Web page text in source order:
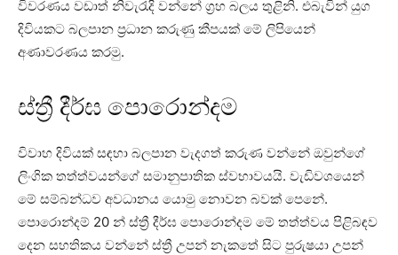
විවරණය වඩාත් නිවැරැදි වන්නේ ග්‍රහ බලය තුළිනි. එබැවින් යුග
දිවියකට බලපාන ප්‍රධාන කරුණු කීපයක්‌ මේ ලිපියෙන්
අණාවරණය කරමු.
ස්‌ත්‍රී දීර්ඝ පොරොන්දම
විවාහ දිවියක්‌ සඳහා බලපාන වැදගත් කරුණ වන්නේ ඔවුන්ගේ
ලිංගික තත්ත්වයන්ගේ සමානුපාතික ස්‌වභාවයයි. වැඩිවශයෙන්
මේ සම්බන්ධව අවධානය යොමු නොවන බවක්‌ පෙනේ.
පොරොන්දම් 20 න් ස්‌ත්‍රී දීර්ඝ පොරොන්දම මේ තත්ත්වය පිළිබඳව
දෙන සහතිකය වන්නේ ස්‌ත්‍රී උපන් නැකතේ සිට පුරුෂයා උපන්